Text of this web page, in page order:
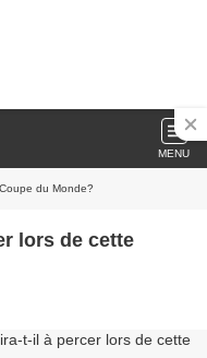
MENU
du Monde?
lors de cette